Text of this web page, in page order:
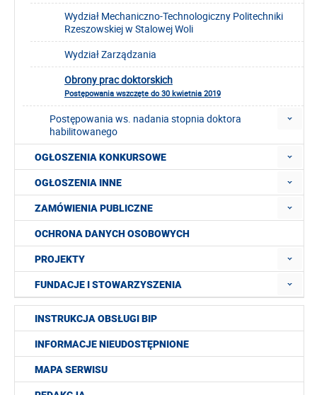
Wydział Mechaniczno-Technologiczny Politechniki
Rzeszowskiej w Stalowej Woli
Wydział Zarządzania
Obrony prac doktorskich
Postępowania wszczęte do 30 kwietnia 2019
Postępowania ws. nadania stopnia doktora
habilitowanego
OGŁOSZENIA KONKURSOWE
OGŁOSZENIA INNE
ZAMÓWIENIA PUBLICZNE
OCHRONA DANYCH OSOBOWYCH
PROJEKTY
FUNDACJE I STOWARZYSZENIA
INSTRUKCJA OBSŁUGI BIP
INFORMACJE NIEUDOSTĘPNIONE
MAPA SERWISU